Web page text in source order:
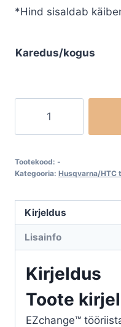
*Hind sisaldab
Karedus/kogus
GRIND™
M
kõvadusega
betoonile
Tootekood: -
Kategooria: Husqvarna/HTC
Kirjeldus
Lisainfo
Kirjeldus
Toote
EZchange™